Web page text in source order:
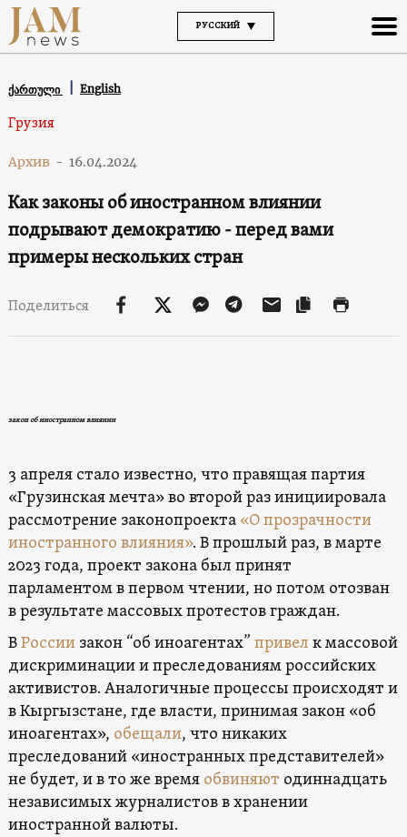
РУССКИЙ
ქართული English
Грузия
Архив - 16.04.2024
Как законы об иностранном влиянии
подрывают демократию - перед вами
примеры нескольких стран
Поделиться
закон об иностранном влиянии
3 апреля стало известно, что правящая партия
«Грузинская мечта» во второй раз инициировала
рассмотрение законопроекта «О прозрачности
иностранного влияния». В прошлый раз, в марте
2023 года, проект закона был принят
парламентом в первом чтении, но потом отозван
в результате массовых протестов граждан.
ВРоссиизакон “об иноагентах” привел к массовой
дискриминации и преследованиям российских
активистов. Аналогичные процессы происходят и
в Кыргызстане, где власти, принимая закон «об
иноагентах», обещали, что никаких
преследований «иностранных представителей»
не будет, и в то же время обвиняют одиннадцать
независимых журналистов в хранении
иностранной валюты.